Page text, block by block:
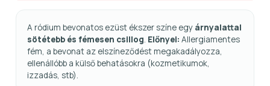
A ródium bevonatos ezüst ékszer színe egy árnyalattal
sötétebb és fémesen csillog. Előnyei: Allergiamentes
fém, a bevonat az elszíneződést megakadályozza,
ellenállóbb a külső behatásokra (kozmetikumok,
izzadás, stb).